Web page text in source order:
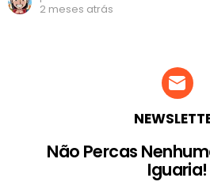
2 meses atrás
Não Percas
Iguaria!